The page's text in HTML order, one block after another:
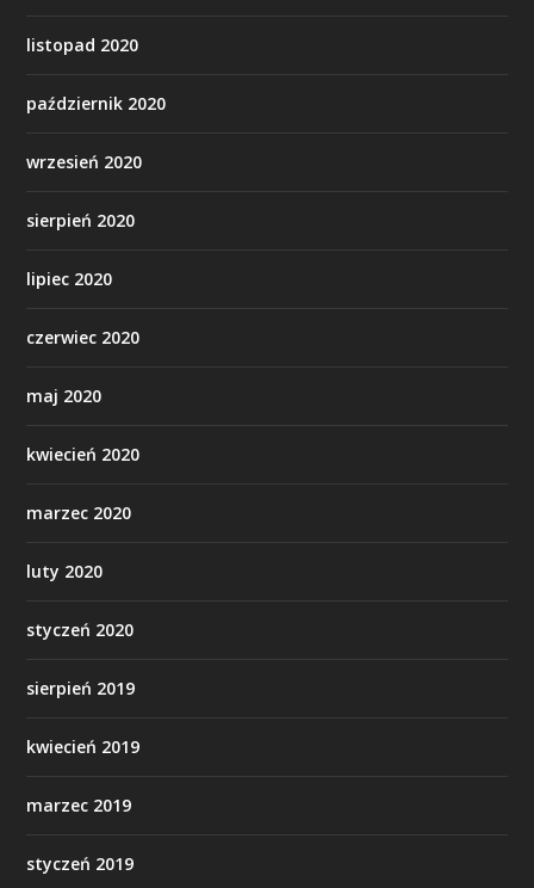
listopad 2020
październik 2020
wrzesień 2020
sierpień 2020
lipiec 2020
czerwiec 2020
maj 2020
kwiecień 2020
marzec 2020
luty 2020
styczeń 2020
sierpień 2019
kwiecień 2019
marzec 2019
styczeń 2019